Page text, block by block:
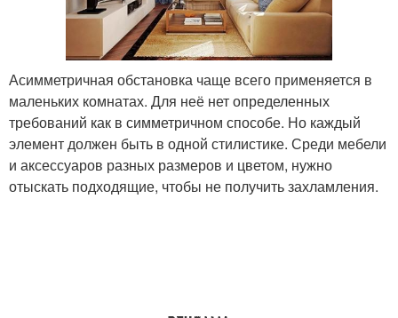
Асимметричная обстановка чаще всего применяется в
маленьких комнатах. Для неё нет определенных
требований как в симметричном способе. Но каждый
элемент должен быть в одной стилистике. Среди мебели
и аксессуаров разных размеров и цветом, нужно
отыскать подходящие, чтобы не получить захламления.